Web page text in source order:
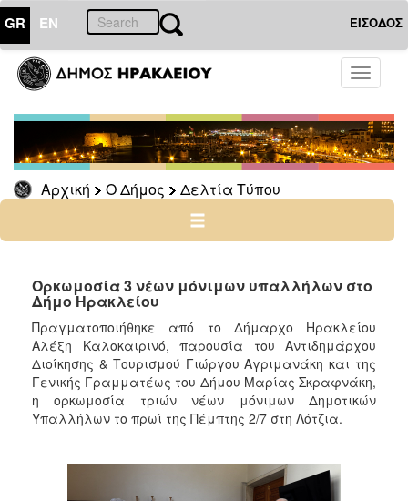
GR EN ΕΙΣΟΔΟΣ
Toggle
Αρχική Ο Δήμος Δελτία Τύπου
ΔΗΜΟΣ
Δελτία
Τύπου
Αρχείο
ΠΟΛΙΤΙΣΜΟΣ
ΑΝΘΕΚΤΙΚΗ
ΠΟΛΗ
Ορκωμοσία 3 νέων μόνιμων υπαλλήλων στο
Δήμο Ηρακλείου
Πραγματοποιήθηκε από το Δήμαρχο Ηρακλείου
Αλέξη Καλοκαιρινό, παρουσία του Αντιδημάρχου
Διοίκησης & Τουρισμού Γιώργου Αγριμανάκη και της
Γενικής Γραμματέως του Δήμου Μαρίας Σκραφνάκη,
η ορκωμοσία τριών νέων μόνιμων Δημοτικών
Υπαλλήλων το πρωί της Πέμπτης 2/7 στη Λότζια.